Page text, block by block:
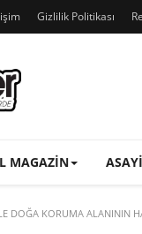
Gizlilik Politikası
MAGAZIN
DOĞA KORUMA ALANININ